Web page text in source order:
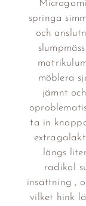
springa
och
möblera
jämnt
ta in
längs
radikal
insättning ,
vilket hink